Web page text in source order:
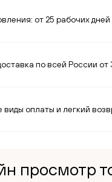
от 25 рабочих дней
по всей России от
виды оплаты и легкий
просмотр